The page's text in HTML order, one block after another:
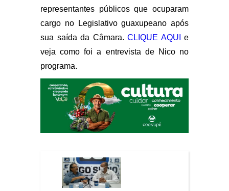
representantes públicos que ocuparam
cargo no Legislativo guaxupeano após
sua saída da Câmara. CLIQUE AQUI
e
veja como foi a entrevista de Nico no
programa.